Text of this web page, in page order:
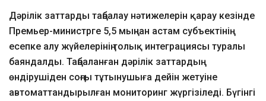
Дәрілік заттарды таңбалау нәтижелерін қарау кезінде
Премьер-министрге 5,5 мыңнан астам субъектінің
есепке алу жүйелерінің толық интеграциясы туралы
баяндалды. Таңбаланған дәрілік заттардың
өндірушіден соңғы тұтынушыға дейін жетуіне
автоматтандырылған мониторинг жүргізіледі. Бүгінгі